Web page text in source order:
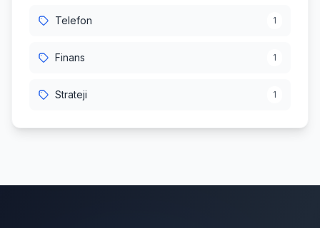
Telefon 1
Finans 1
Strateji 1